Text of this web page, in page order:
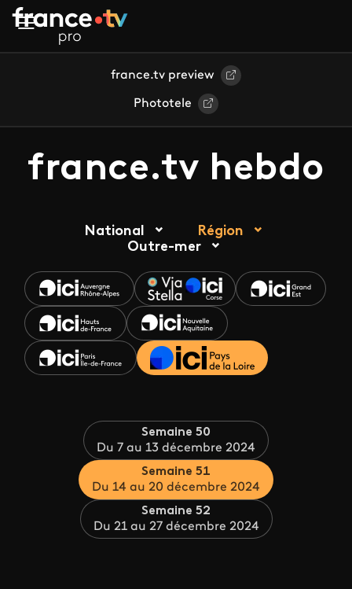
Aller au contenu principal
france.tv preview
Phototele
france.tv hebdo
National
Région
Outre-mer
Semaine 50
Du 7 au 13 décembre 2024
Semaine 51
Du 14 au 20 décembre 2024
Semaine 52
Du 21 au 27 décembre 2024